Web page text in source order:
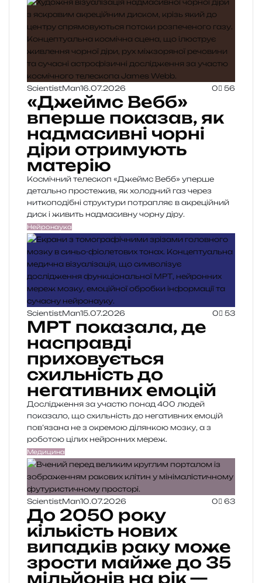
ScientistMan16.07.2026 0 56
«Джеймс Вебб»
вперше показав, як
надмасивні чорні
діри отримують
матерію
Космічний телескоп «Джеймс Вебб» уперше
детально простежив, як холодний газ через
ниткоподібні структури потрапляє в акреційний
диск і живить надмасивну чорну діру.
Нейронаука
ScientistMan15.07.2026 0 53
МРТ показала, де
насправді
приховується
схильність до
негативних емоцій
Дослідження за участю понад 400 людей
показало, що схильність до негативних емоцій
пов’язана не з окремою ділянкою мозку, а з
роботою цілих нейронних мереж.
Медицина
ScientistMan10.07.2026 0 63
До 2050 року
кількість нових
випадків раку може
зрости майже до 35
мільйонів на рік —